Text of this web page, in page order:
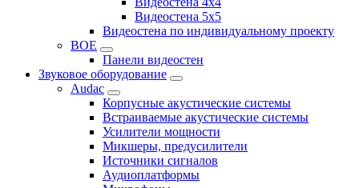
Видеостена 5x5
Видеостена по индивидуальному проекту
BOE
Панели видеостен
Звуковое оборудование
Audac
Корпусные акустические системы
Встраиваемые акустические системы
Усилители мощности
Микшеры, предусилители
Источники сигналов
Аудиоплатформы